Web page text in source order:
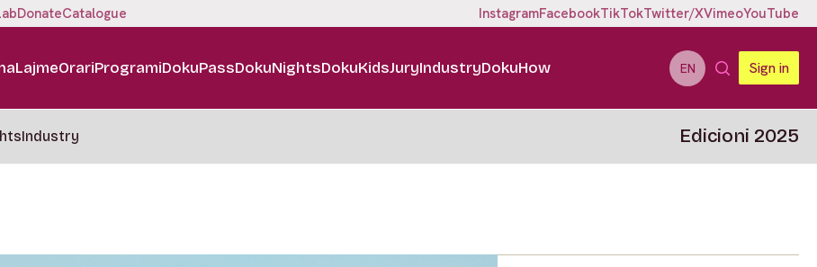
DonateCatalogue InstagramFacebookTikTokTwitter/XVimeoYouTube
LajmeOrariProgramiDokuPassDokuNightsDokuKidsJuryIndustryDokuHow EN Sign in
Industry Edicioni 2025